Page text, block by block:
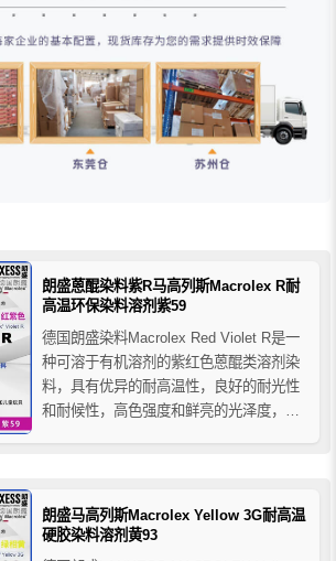
朗盛蒽醌染料紫R马高列斯Macrolex R耐
高温环保染料溶剂紫59
德国朗盛染料Macrolex Red Violet R是一
种可溶于有机溶剂的紫红色蒽醌类溶剂染
料，具有优异的耐高温性，良好的耐光性
和耐候性，高色强度和鲜亮的光泽度，朗
染色，例如：电气设备外壳、塑料瓶
子、...
朗盛马高列斯Macrolex Yellow 3G耐高温
硬胶染料溶剂黄93